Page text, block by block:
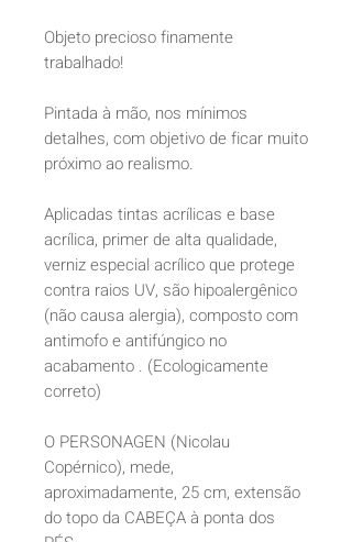
Objeto precioso finamente
trabalhado!
Pintada à mão, nos mínimos
detalhes, com objetivo de ficar muito
próximo ao realismo.
Aplicadas tintas acrílicas e base
acrílica, primer de alta qualidade,
verniz especial acrílico que protege
contra raios UV, são hipoalergênico
(não causa alergia), composto com
antimofo e antifúngico no
acabamento . (Ecologicamente
correto)
O PERSONAGEN (Nicolau
Copérnico), mede,
aproximadamente, 25 cm, extensão
do topo da CABEÇA à ponta dos